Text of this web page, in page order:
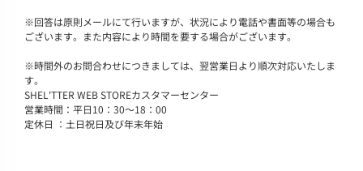
※回答は原則メールにて行いますが、状況により電話や書面等の場合も
ございます。また内容により時間を要する場合がございます。
※時間外のお問合わせにつきましては、翌営業日より順次対応いたしま
す。
SHEL'TTER WEB STOREカスタマーセンター
営業時間：平日10：30～18：00
定休日 ：土日祝日及び年末年始